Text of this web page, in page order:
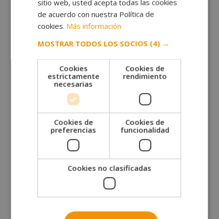
vístete acorde.
Ahora que ya sabes algunos de los trucos de
estilismo, puedes darle un punto extra a tu estilo con
nuestro curso en asesor de moda. ¿Es el curso que
estás buscando? ¡Infórmate aquí!
Máster en Asesor de Moda + Curso de
Maquillaje Social
Solicita más información
sitio web, usted acepta todas las cookies
de acuerdo con nuestra Política de
cookies. Más información
MOSTRAR TODOS LOS SOCIOS (4) →
Cookies
estrictamente
necesarias
Cookies de
rendimiento
Cookies de
preferencias
Cookies de
funcionalidad
Cookies no clasificadas